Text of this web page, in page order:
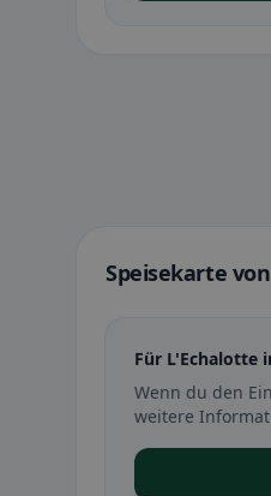
Speisekarte
Für L'Echalotte
Wenn du den
weitere